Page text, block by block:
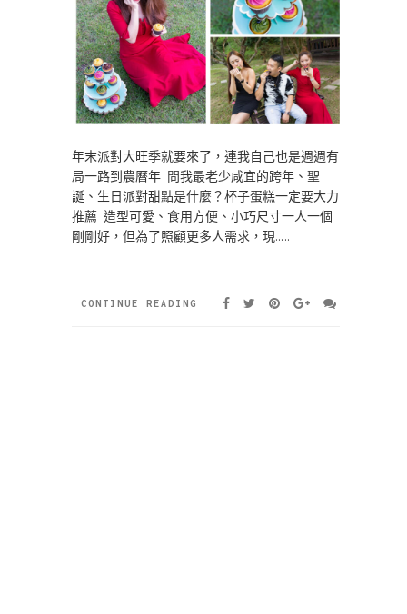
年末派對大旺季就要來了，連我自己也是週週有
局一路到農曆年 問我最老少咸宜的跨年、聖
誕、生日派對甜點是什麼？杯子蛋糕一定要大力
推薦 造型可愛、食用方便、小巧尺寸一人一個
剛剛好，但為了照顧更多人需求，現……
CONTINUE READING